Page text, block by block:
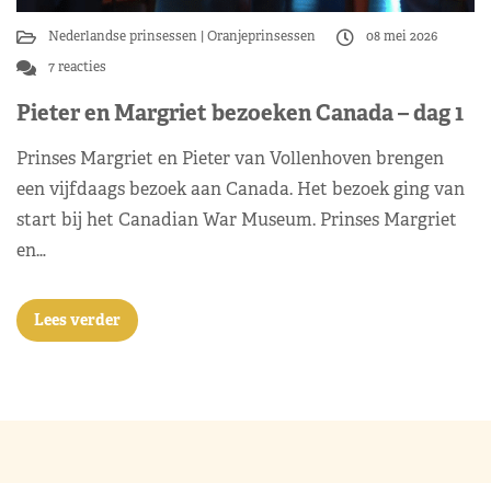
Nederlandse prinsessen Oranjeprinsessen
08 mei 2026
7 reacties
Pieter en Margriet bezoeken Canada – dag 1
Prinses Margriet en Pieter van Vollenhoven brengen
een vijfdaags bezoek aan Canada. Het bezoek ging van
start bij het Canadian War Museum. Prinses Margriet
en…
Lees verder